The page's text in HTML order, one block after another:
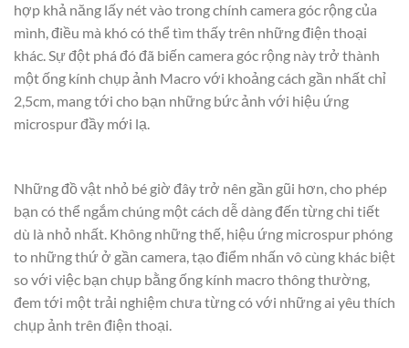
hợp khả năng lấy nét vào trong chính camera góc rộng của
mình, điều mà khó có thể tìm thấy trên những điện thoại
khác. Sự đột phá đó đã biến camera góc rộng này trở thành
một ống kính chụp ảnh Macro với khoảng cách gần nhất chỉ
2,5cm, mang tới cho bạn những bức ảnh với hiệu ứng
microspur đầy mới lạ.
Những đồ vật nhỏ bé giờ đây trở nên gần gũi hơn, cho phép
bạn có thể ngắm chúng một cách dễ dàng đến từng chi tiết
dù là nhỏ nhất. Không những thế, hiệu ứng microspur phóng
to những thứ ở gần camera, tạo điểm nhấn vô cùng khác biệt
so với việc bạn chụp bằng ống kính macro thông thường,
đem tới một trải nghiệm chưa từng có với những ai yêu thích
chụp ảnh trên điện thoại.